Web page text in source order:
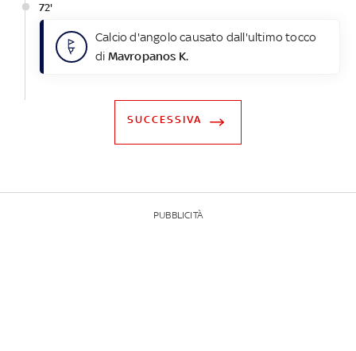
72'
Calcio d'angolo causato dall'ultimo tocco
di Mavropanos K.
SUCCESSIVA
PUBBLICITÀ